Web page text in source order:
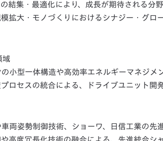
結集・最適化により、成長が期待される分
模拡大・モノづくりにおけるシナジー・グロ
域
小型一体構造や高効率エネルギーマネジメ
ロセスの統合による、ドライブユニット開
両姿勢制御技術、ショーワ、日信工業の先